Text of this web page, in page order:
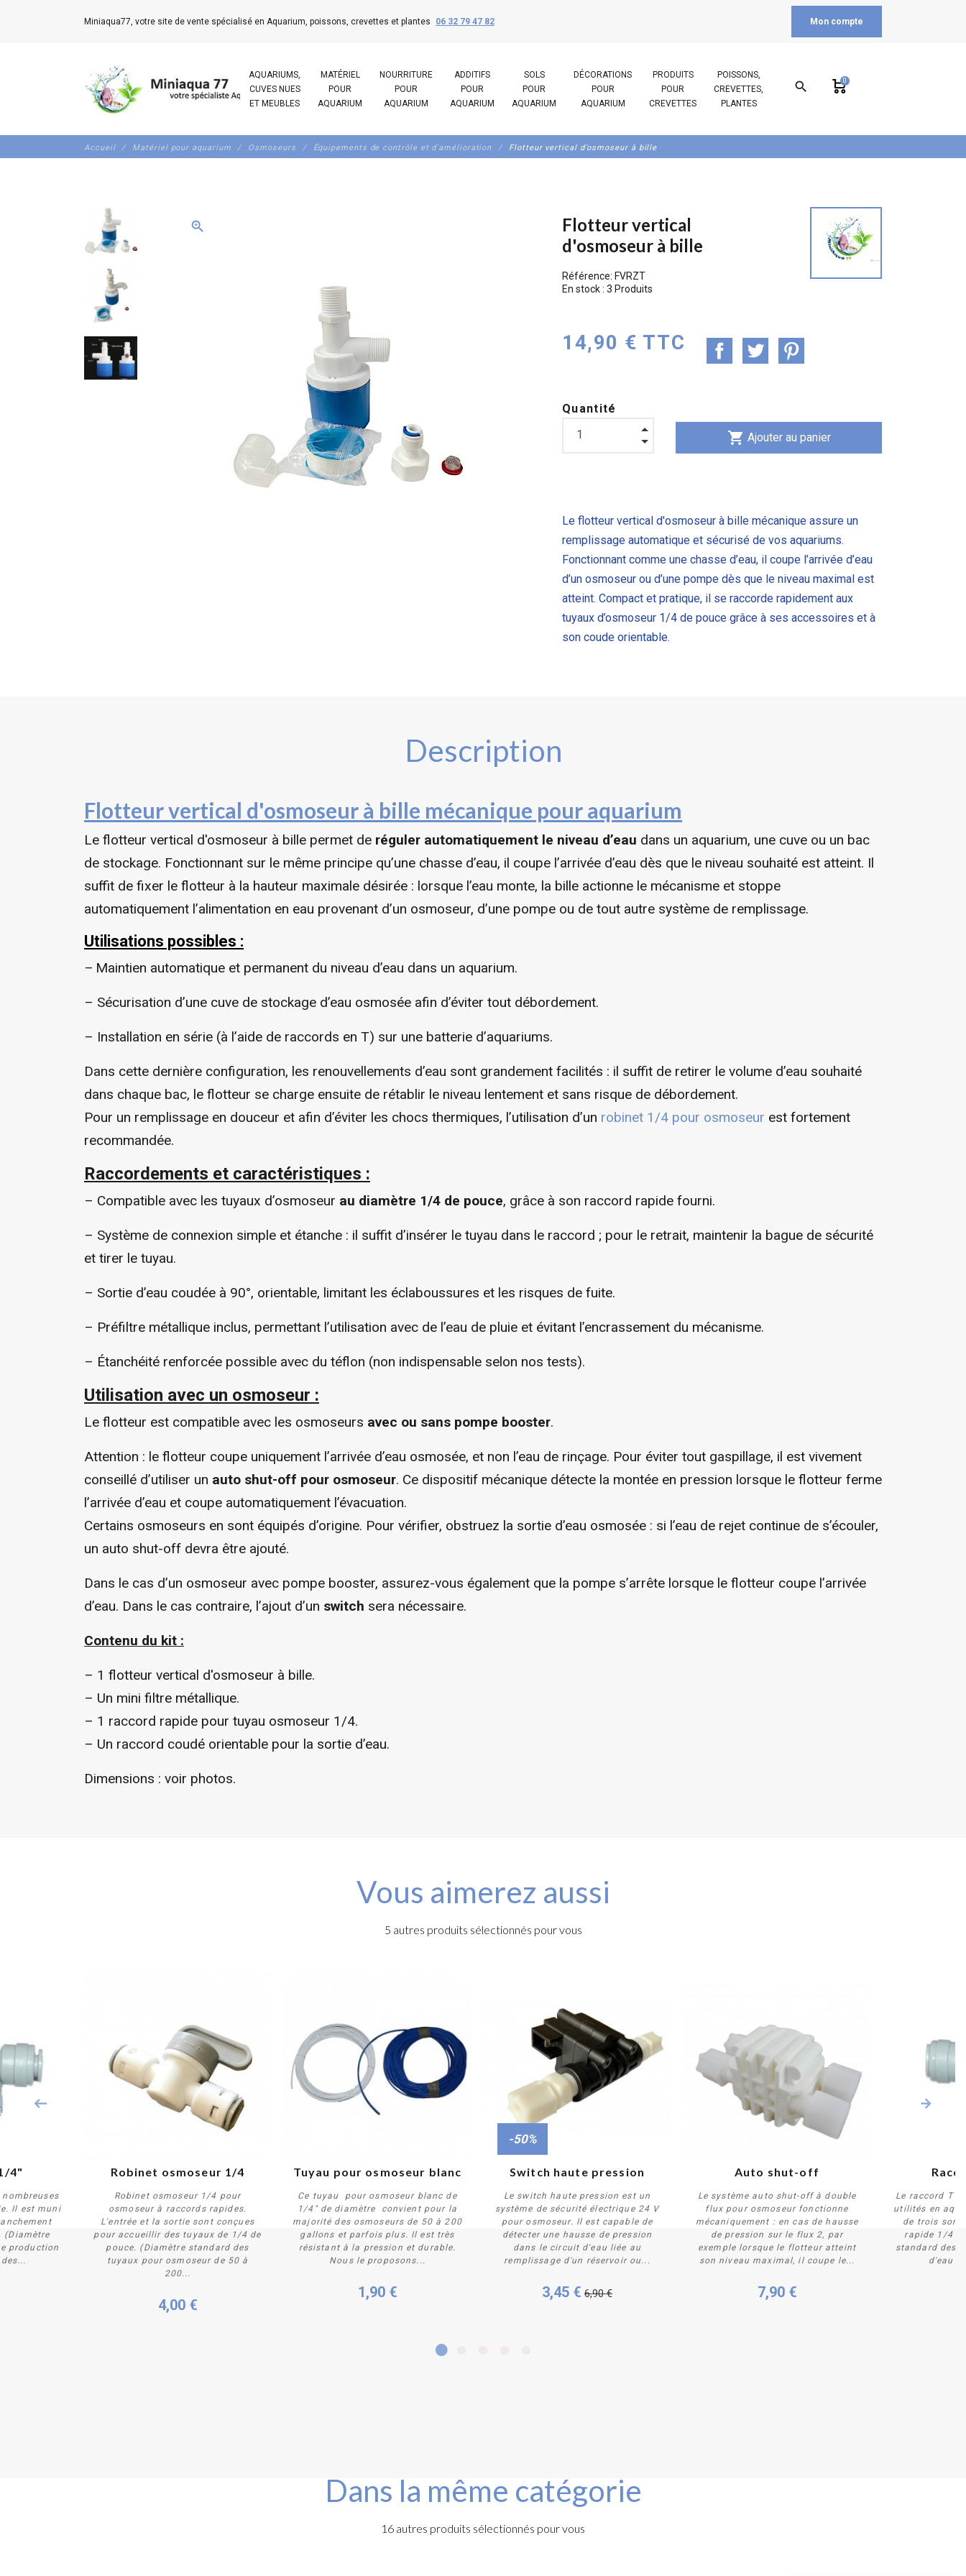
Miniaqua77, votre site de vente spécialisé en Aquarium, poissons, crevettes et plantes 06 32 79 47 82 Mon compte
AQUARIUMS,
CUVES NUES
ET MEUBLES
MATÉRIEL
POUR
AQUARIUM
NOURRITURE
POUR
AQUARIUM
ADDITIFS
POUR
AQUARIUM
SOLS
POUR
AQUARIUM
DÉCORATIONS
POUR
AQUARIUM
PRODUITS
POUR
CREVETTES
POISSONS,
CREVETTES,
PLANTES
search 0
Accueil Matériel pour aquarium Osmoseurs Équipements de contrôle et d'amélioration Flotteur vertical d'osmoseur à bille
zoom_in
Flotteur vertical
d'osmoseur à bille
Référence: FVRZT
En stock : 3 Produits
14,90 € TTC
Quantité
shopping_cart Ajouter au panier
Le flotteur vertical d'osmoseur à bille mécanique assure un
remplissage automatique et sécurisé de vos aquariums.
Fonctionnant comme une chasse d’eau, il coupe l’arrivée d’eau
d’un osmoseur ou d’une pompe dès que le niveau maximal est
atteint. Compact et pratique, il se raccorde rapidement aux
tuyaux d’osmoseur 1/4 de pouce grâce à ses accessoires et à
son coude orientable.
Description
Flotteur vertical d'osmoseur à bille mécanique pour aquarium
Le flotteur vertical d'osmoseur à bille permet de réguler automatiquement le niveau d’eau dans un aquarium, une cuve ou un bac
de stockage. Fonctionnant sur le même principe qu’une chasse d’eau, il coupe l’arrivée d’eau dès que le niveau souhaité est atteint. Il
suffit de fixer le flotteur à la hauteur maximale désirée : lorsque l’eau monte, la bille actionne le mécanisme et stoppe
automatiquement l’alimentation en eau provenant d’un osmoseur, d’une pompe ou de tout autre système de remplissage.
Utilisations possibles :
– Maintien automatique et permanent du niveau d’eau dans un aquarium.
– Sécurisation d’une cuve de stockage d’eau osmosée afin d’éviter tout débordement.
– Installation en série (à l’aide de raccords en T) sur une batterie d’aquariums.
Dans cette dernière configuration, les renouvellements d’eau sont grandement facilités : il suffit de retirer le volume d’eau souhaité
dans chaque bac, le flotteur se charge ensuite de rétablir le niveau lentement et sans risque de débordement.
Pour un remplissage en douceur et afin d’éviter les chocs thermiques, l’utilisation d’un robinet 1/4 pour osmoseur est fortement
recommandée.
Raccordements et caractéristiques :
– Compatible avec les tuyaux d’osmoseur au diamètre 1/4 de pouce, grâce à son raccord rapide fourni.
– Système de connexion simple et étanche : il suffit d’insérer le tuyau dans le raccord ; pour le retrait, maintenir la bague de sécurité
et tirer le tuyau.
– Sortie d’eau coudée à 90°, orientable, limitant les éclaboussures et les risques de fuite.
– Préfiltre métallique inclus, permettant l’utilisation avec de l’eau de pluie et évitant l’encrassement du mécanisme.
– Étanchéité renforcée possible avec du téflon (non indispensable selon nos tests).
Utilisation avec un osmoseur :
Le flotteur est compatible avec les osmoseurs avec ou sans pompe booster.
Attention : le flotteur coupe uniquement l’arrivée d’eau osmosée, et non l’eau de rinçage. Pour éviter tout gaspillage, il est vivement
conseillé d’utiliser un auto shut-off pour osmoseur. Ce dispositif mécanique détecte la montée en pression lorsque le flotteur ferme
l’arrivée d’eau et coupe automatiquement l’évacuation.
Certains osmoseurs en sont équipés d’origine. Pour vérifier, obstruez la sortie d’eau osmosée : si l’eau de rejet continue de s’écouler,
un auto shut-off devra être ajouté.
Dans le cas d’un osmoseur avec pompe booster, assurez-vous également que la pompe s’arrête lorsque le flotteur coupe l’arrivée
d’eau. Dans le cas contraire, l’ajout d’un switch sera nécessaire.
Contenu du kit :
– 1 flotteur vertical d'osmoseur à bille.
– Un mini filtre métallique.
– 1 raccord rapide pour tuyau osmoseur 1/4.
– Un raccord coudé orientable pour la sortie d’eau.
Dimensions : voir photos.
Vous aimerez aussi
5 autres produits sélectionnés pour vous
4"
Il est muni
(Diamètre
production
Acheter
Robinet osmoseur 1/4
Robinet osmoseur 1/4 pour
osmoseur à raccords rapides.
L'entrée et la sortie sont conçues
pour accueillir des tuyaux de 1/4 de
pouce. (Diamètre standard des
tuyaux pour osmoseur de 50 à
200...
4,00 €
Acheter
Tuyau pour osmoseur blanc
Ce tuyau pour osmoseur blanc de
1/4" de diamètre convient pour la
majorité des osmoseurs de 50 à 200
gallons et parfois plus. Il est très
résistant à la pression et durable.
Nous le proposons...
1,90 €
Acheter
PROMO !
-50%
Switch haute pression
Le switch haute pression est un
système de sécurité électrique 24 V
pour osmoseur. Il est capable de
détecter une hausse de pression
dans le circuit d'eau liée au
remplissage d'un réservoir ou...
3,45 € 6,90 €
Acheter
Auto shut-off
Le système auto shut-off à double
flux pour osmoseur fonctionne
mécaniquement : en cas de hausse
de pression sur le flux 2, par
exemple lorsque le flotteur atteint
son niveau maximal, il coupe le...
7,90 €
Le raccord T
utilités en
de trois
rapide 1/4
standard des
d'eau
Dans la même catégorie
16 autres produits sélectionnés pour vous